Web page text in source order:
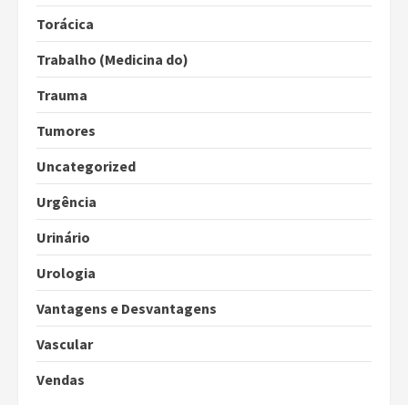
Torácica
Trabalho (Medicina do)
Trauma
Tumores
Uncategorized
Urgência
Urinário
Urologia
Vantagens e Desvantagens
Vascular
Vendas